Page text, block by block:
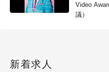
Video
議）
新着求人